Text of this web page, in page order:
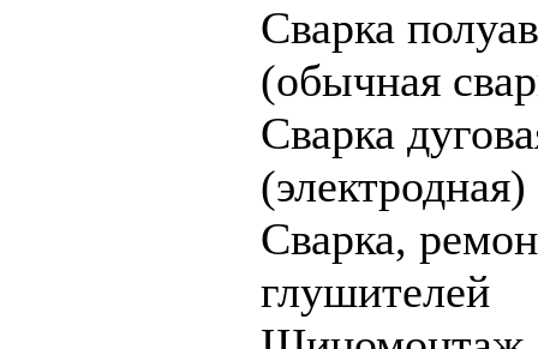
Cварка
(обычная
Cварка
(электродная)
Cварка,
глушителей